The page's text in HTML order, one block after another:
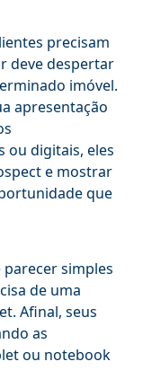
precisam
deve despertar
imóvel.
apresentação
ou digitais, eles
e mostrar
que
parecer simples
de uma
Afinal, seus
as
ou notebook